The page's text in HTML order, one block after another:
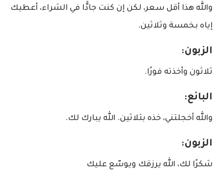
والله هذا أقل سعر، لكن إن كنت جادًّا في الشراء، أعطيك
إياه بخمسة وثلاثين.
الزبون:
ثلاثون وأخذته فورًا.
البائع:
والله أخجلتني، خذه بثلاثين. الله يبارك لك.
الزبون:
شكرًا لك، الله يرزقك ويوسّع عليك